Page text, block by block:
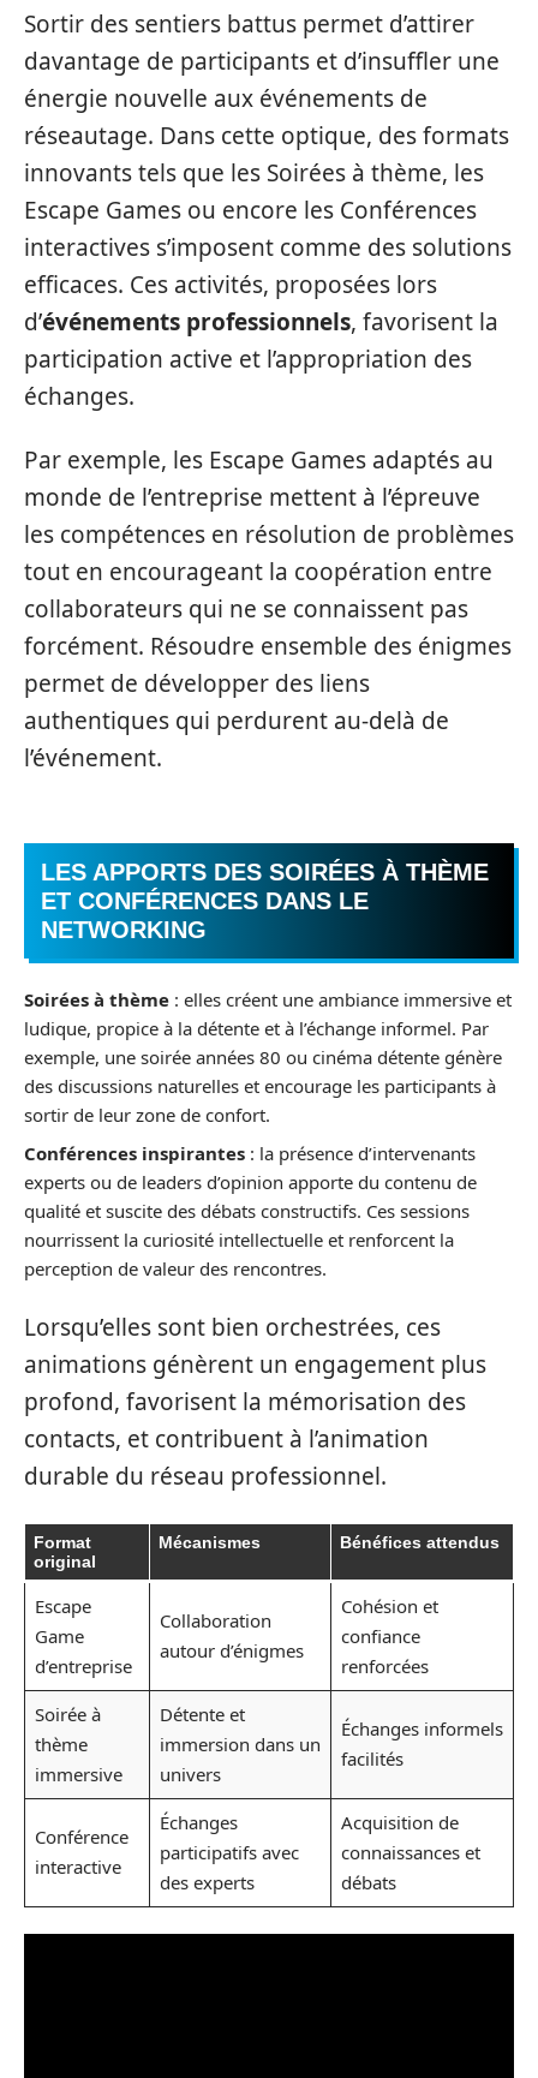
Sortir des sentiers battus permet d’attirer
davantage de participants et d’insuffler une
énergie nouvelle aux événements de
réseautage. Dans cette optique, des formats
innovants tels que les Soirées à thème, les
Escape Games ou encore les Conférences
interactives s’imposent comme des solutions
efficaces. Ces activités, proposées lors
d’événements professionnels, favorisent la
participation active et l’appropriation des
échanges.
Par exemple, les Escape Games adaptés au
monde de l’entreprise mettent à l’épreuve
les compétences en résolution de problèmes
tout en encourageant la coopération entre
collaborateurs qui ne se connaissent pas
forcément. Résoudre ensemble des énigmes
permet de développer des liens
authentiques qui perdurent au-delà de
l’événement.
LES APPORTS DES SOIRÉES À THÈME
ET CONFÉRENCES DANS LE
NETWORKING
Soirées à thème : elles créent une ambiance immersive et
ludique, propice à la détente et à l’échange informel. Par
exemple, une soirée années 80 ou cinéma détente génère
des discussions naturelles et encourage les participants à
sortir de leur zone de confort.
Conférences inspirantes : la présence d’intervenants
experts ou de leaders d’opinion apporte du contenu de
qualité et suscite des débats constructifs. Ces sessions
nourrissent la curiosité intellectuelle et renforcent la
perception de valeur des rencontres.
Lorsqu’elles sont bien orchestrées, ces
animations génèrent un engagement plus
profond, favorisent la mémorisation des
contacts, et contribuent à l’animation
durable du réseau professionnel.
Format
original
Mécanismes Bénéfices attendus
Escape
Game
d’entreprise
Collaboration
autour d’énigmes
Cohésion et
confiance
renforcées
Soirée à
thème
immersive
Détente et
immersion dans un
univers
Échanges informels
facilités
Conférence
interactive
Échanges
participatifs avec
des experts
Acquisition de
connaissances et
débats